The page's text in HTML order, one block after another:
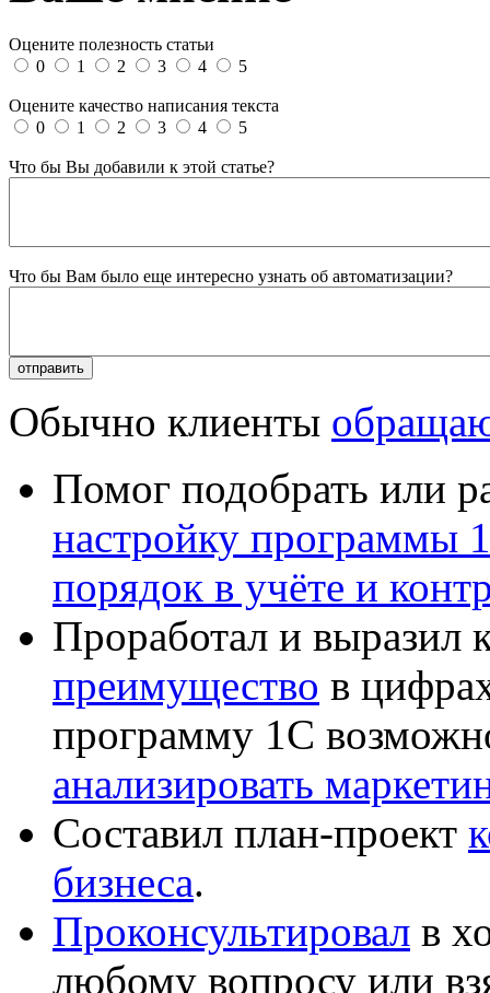
Оцените полезность статьи
0
1 2 3 4 5
Оцените качество написания текста
0
1 2 3 4 5
Что бы Вы добавили к этой статье?
Что бы Вам было еще интересно узнать об автоматизации?
Обычно клиенты
Помог подобрать или
настройку программы
порядок в учёте и
Проработал и выразил
преимущество в
программу 1С
анализировать
Составил план-проект
бизнеса.
Проконсультировал в
любому вопросу или